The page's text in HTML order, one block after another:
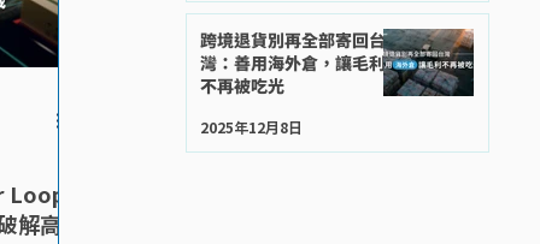
Loop
解高
跨境退貨別再全部寄回台
灣：善用海外倉，讓毛利
不再被吃光
2025年12月8日